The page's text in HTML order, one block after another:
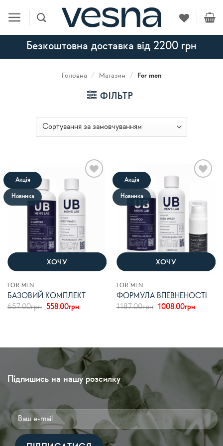
content
Безкоштовна доставка від 2200 грн
Головна / Магазин / For men
ФІЛЬТР
Акція
Новинка
ХОЧУ
список
FOR MEN
БАЗОВИЙ КОМПЛЕКТ
657.00грн Оригінальна
558.00грнПоточна
Акція
Новинка
ХОЧУ
бажань
FOR MEN
ФОРМУЛА ВПЕВНЕНОСТІ
1187.00грн Оригінальна
1008.00грнПоточна
Підпишись на нашу розсилку